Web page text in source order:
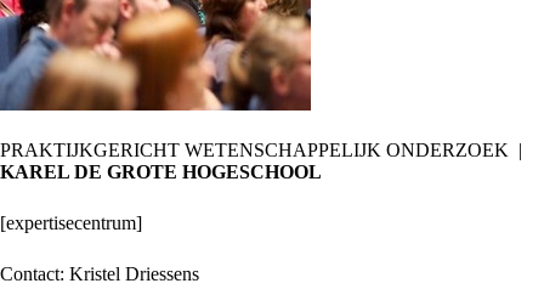
PRAKTIJKGERICHT WETENSCHAPPELIJK ONDERZOEK |
KAREL DE GROTE HOGESCHOOL
[expertisecentrum]
Contact: Kristel Driessens